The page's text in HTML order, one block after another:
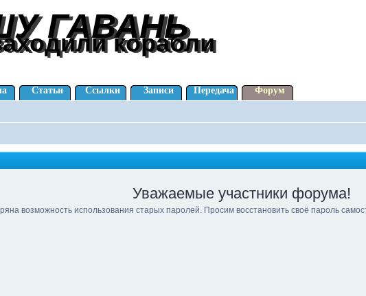
ГАВАНЬ
ГАВАНЬ
корабли
корабли
Статьи Ссылки Записи Передача Форум
Уважаемые участники форума!
возможность использования старых паролей. Просим восстановить своё пароль